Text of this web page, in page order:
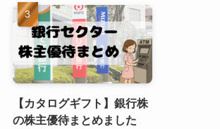
【カタログギフト】銀行株
の株主優待まとめました